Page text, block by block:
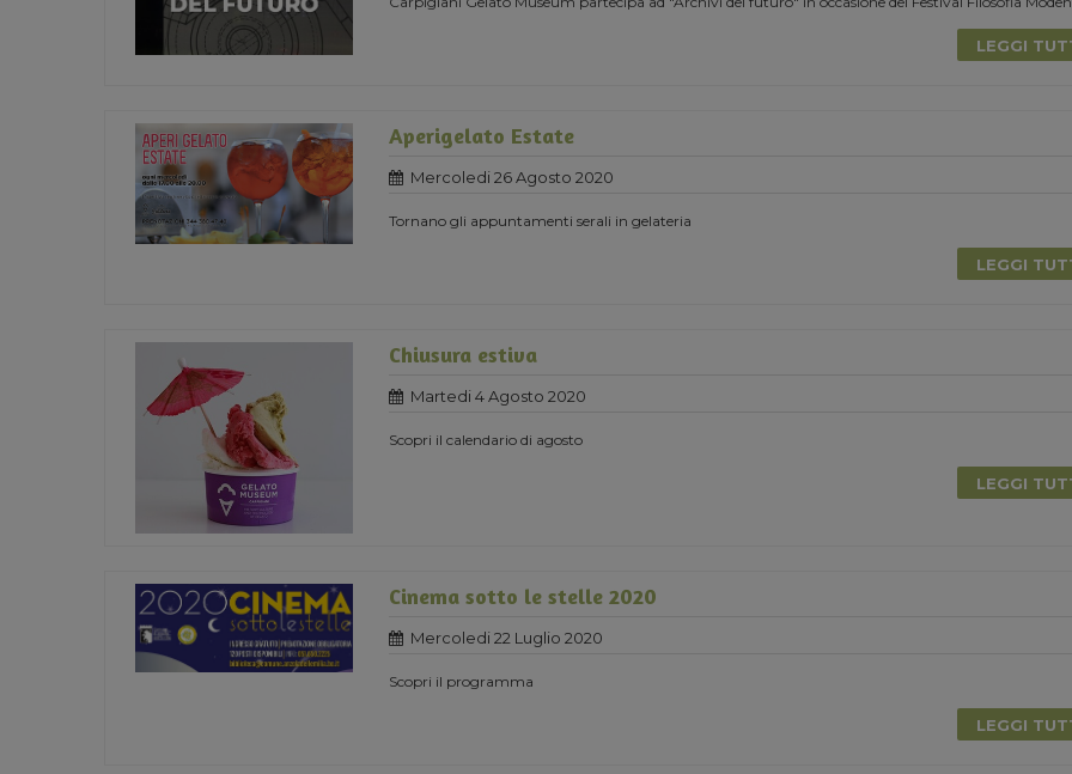
LEGGI
Aperigelato Estate
Mercoledi 26 Agosto 2020
Tornano gli appuntamenti serali in gelateria
LEGGI
Chiusura estiva
Martedi 4 Agosto 2020
Scopri il calendario di agosto
LEGGI
Cinema sotto le stelle 2020
Mercoledi 22 Luglio 2020
Scopri il programma
LEGGI